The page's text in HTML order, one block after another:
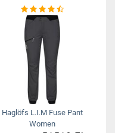
Haglöfs L.I.M Fuse Pant
Women